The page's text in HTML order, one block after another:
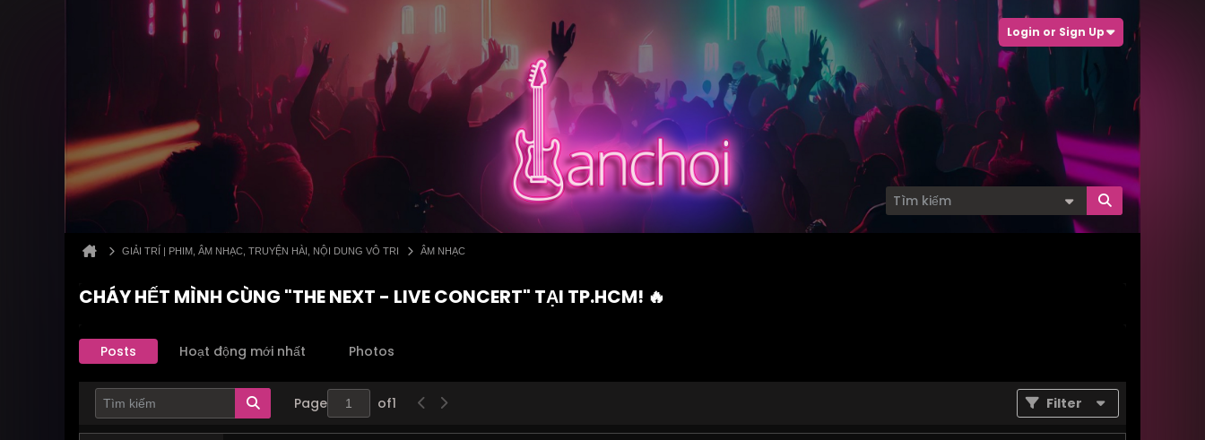
Login or Sign Up
GIẢI TRÍ | PHIM, ÂM NHẠC, TRUYỆN HÀI, NỘI DUNG VÔ TRI ÂM NHẠC
CHÁY HẾT MÌNH CÙNG "THE NEXT - LIVE CONCERT" TẠI TP.HCM! 🔥
Posts Hoạt động mới nhất Photos
Page of1 Filter